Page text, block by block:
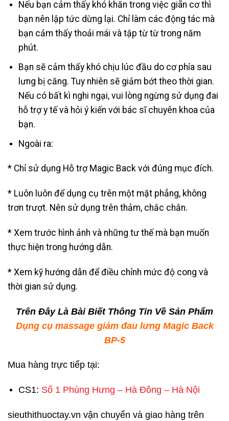
Nếu bạn cảm thấy khó khăn trong việc giãn cơ thì
bạn nên lập tức dừng lại. Chỉ làm các động tác mà
bạn cảm thấy thoải mái và tập từ từ trong năm
phút.
Bạn sẽ cảm thấy khó chịu lúc đầu do cơ phía sau
lưng bị căng. Tuy nhiên sẽ giảm bớt theo thời gian.
Nếu có bất kì nghi ngại, vui lòng ngừng sử dụng đai
hỗ trợ y tế và hỏi ý kiến với bác sĩ chuyên khoa của
bạn.
Ngoài ra:
* Chỉ sử dụng Hỗ trợ Magic Back với đúng mục đích.
* Luôn luôn để dụng cụ trên một mặt phẳng, không
trơn trượt. Nên sử dụng trên thảm, chắc chắn.
* Xem trước hình ảnh và những tư thế mà bạn muốn
thực hiện trong hướng dẫn.
* Xem kỹ hướng dẫn để điều chỉnh mức độ cong và
thời gian sử dụng.
Trên Đây Là Bài Biết Thông Tin Về Sản Phẩm
Dụng cụ massage giảm đau lưng Magic Back
BP-5
Mua hàng trực tiếp tại:
CS1: Số 1 Phùng Hưng – Hà Đông – Hà Nội
sieuthithuoctay.vn vận chuyển và giao hàng trên